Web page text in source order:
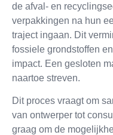
de afval- en
verpakkingen na hun
traject ingaan. Dit
fossiele grondstoffen
impact. Een gesloten
naartoe streven.
Dit proces vraagt om
van ontwerper tot
graag om de